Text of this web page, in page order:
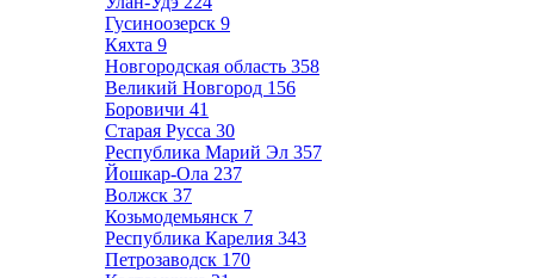
Гусиноозерск 9
Кяхта 9
Новгородская область 358
Великий Новгород 156
Боровичи 41
Старая Русса 30
Республика Марий Эл 357
Йошкар-Ола 237
Волжск 37
Козьмодемьянск 7
Республика Карелия 343
Петрозаводск 170